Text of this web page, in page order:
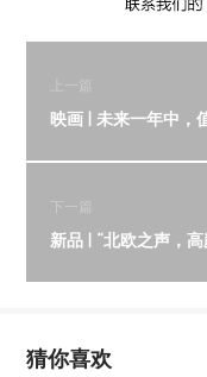
上一篇
映画 | 未来一年中，
下一篇
新品 | “北欧之声，
猜你喜欢